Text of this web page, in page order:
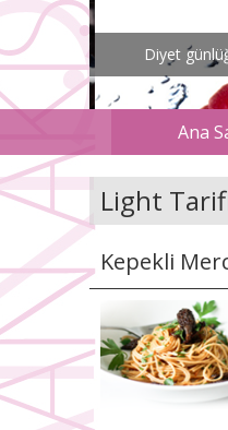
Diyet
Ana
Light
Kepekli